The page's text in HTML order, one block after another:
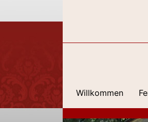
Willkommen